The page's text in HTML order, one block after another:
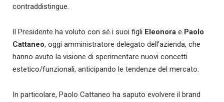
contraddistingue.
Il Presidente ha voluto con sé i suoi figli Eleonora e Paolo
Cattaneo, oggi amministratore delegato dell’azienda, che
hanno avuto la visione di sperimentare nuovi concetti
estetico/funzionali, anticipando le tendenze del mercato.
In particolare, Paolo Cattaneo ha saputo evolvere il brand